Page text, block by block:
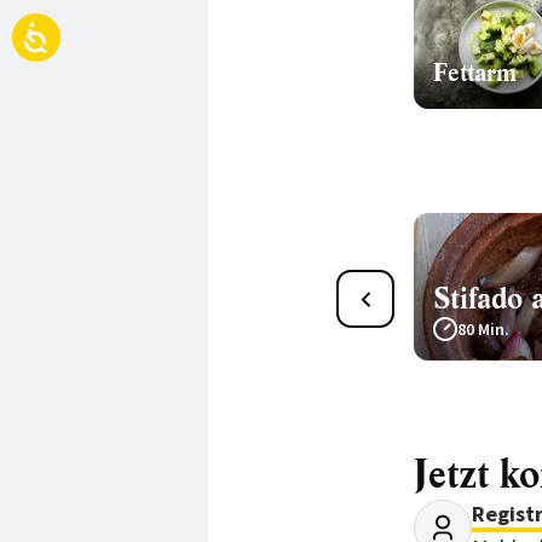
Fettarm
Zwiebelsteaks vom Blech
Stifado
80 Min.
Jetzt